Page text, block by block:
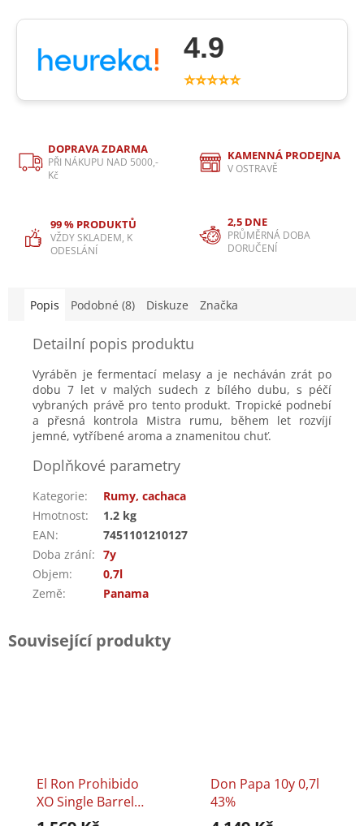
4.9
⭐⭐⭐⭐⭐
DOPRAVA ZDARMA
PŘI NÁKUPU NAD 5000,-
Kč
KAMENNÁ PRODEJNA
V OSTRAVĚ
99 % PRODUKTŮ
VŽDY SKLADEM, K
ODESLÁNÍ
2,5 DNE
PRŮMĚRNÁ DOBA
DORUČENÍ
Popis Podobné (8) Diskuze Značka
Detailní popis produktu
Vyráběn je fermentací melasy a je necháván zrát po
dobu 7 let v malých sudech z bílého dubu, s péčí
vybraných právě pro tento produkt. Tropické podnebí
a přesná kontrola Mistra rumu, během let rozvíjí
jemné, vytříbené aroma a znamenitou chuť.
Doplňkové parametry
Kategorie:
Rumy, cachaca
Hmotnost:
1.2 kg
EAN:
7451101210127
Doba zrání: 7y
Objem:
0,7l
Země: Panama
Související produkty
El Ron Prohibido
XO Single Barrel
0,7l 40%
Don Papa 10y 0,7l
43%